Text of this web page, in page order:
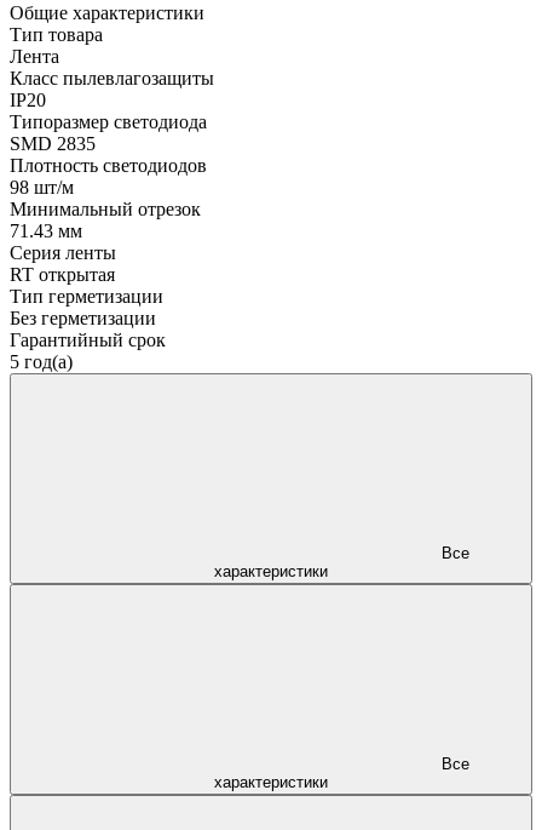
Общие характеристики
Тип товара
Лента
Класс пылевлагозащиты
IP20
Типоразмер светодиода
SMD 2835
Плотность светодиодов
98 шт/м
Минимальный отрезок
71.43 мм
Серия ленты
RT открытая
Тип герметизации
Без герметизации
Гарантийный срок
5 год(а)
характеристики
характеристики